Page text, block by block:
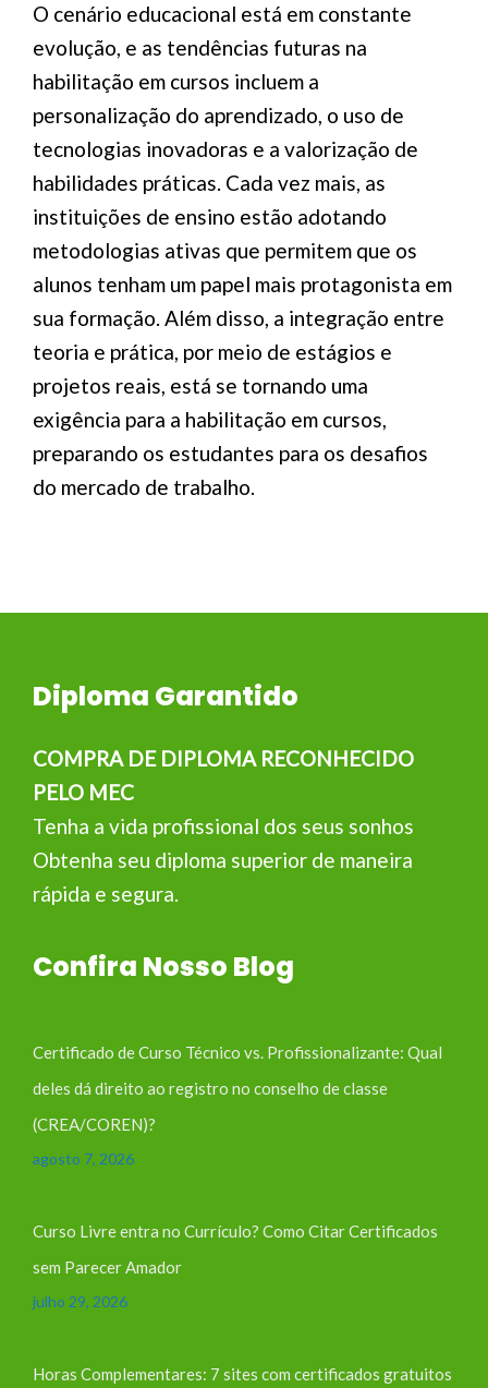
O cenário educacional está em constante
evolução, e as tendências futuras na
habilitação em cursos incluem a
personalização do aprendizado, o uso de
tecnologias inovadoras e a valorização de
habilidades práticas. Cada vez mais, as
instituições de ensino estão adotando
metodologias ativas que permitem que os
alunos tenham um papel mais protagonista em
sua formação. Além disso, a integração entre
teoria e prática, por meio de estágios e
projetos reais, está se tornando uma
exigência para a habilitação em cursos,
preparando os estudantes para os desafios
do mercado de trabalho.
Diploma Garantido
COMPRA DE DIPLOMA RECONHECIDO
PELO MEC
Tenha a vida profissional dos seus sonhos
Obtenha seu diploma superior de maneira
rápida e segura.
Confira Nosso Blog
Certificado de Curso Técnico vs. Profissionalizante: Qual
deles dá direito ao registro no conselho de classe
(CREA/COREN)?
agosto 7, 2026
Curso Livre entra no Currículo? Como Citar Certificados
sem Parecer Amador
julho 29, 2026
Horas Complementares: 7 sites com certificados gratuitos